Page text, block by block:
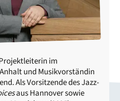
im
und Musikvorständin
Als Vorsitzende des Jazz-
aus Hannover sowie